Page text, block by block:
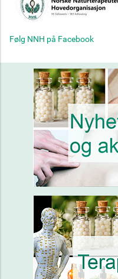
Følg NNH på Facebook